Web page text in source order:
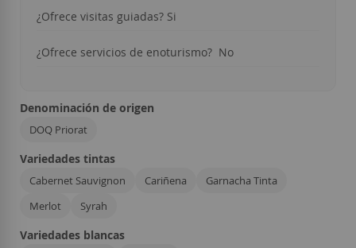
¿Ofrece visitas guiadas? Si
¿Ofrece servicios de enoturismo? No
Denominación de origen
DOQ Priorat
Variedades tintas
Cabernet Sauvignon Cariñena
Garnacha Tinta
Merlot
Syrah
Variedades blancas